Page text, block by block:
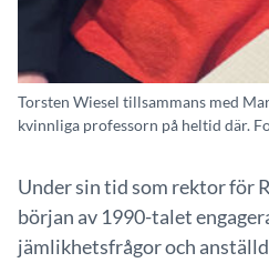
Torsten Wiesel tillsammans med
kvinnliga professorn på heltid där.
Under sin tid som rektor för
början av 1990-talet
jämlikhetsfrågor och